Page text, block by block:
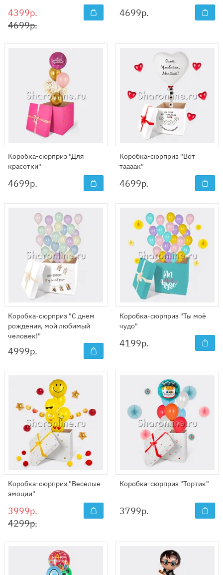
4399р.
4699р.
4699р.
Коробка-сюрприз "Для
красотки"
4699р.
Коробка-сюрприз "Вот
таааак"
4699р.
Коробка-сюрприз "C днем
рождения, мой любимый
человек!"
4999р.
Коробка-сюрприз "Ты моё
чудо"
4199р.
Коробка-сюрприз "Веселые
эмоции"
3999р.
4299р.
Коробка-сюрприз "Тортик"
3799р.